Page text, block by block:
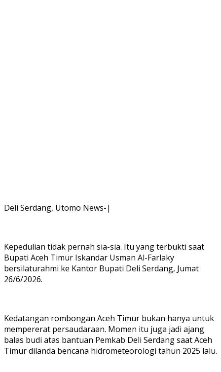
Deli Serdang, Utomo News-|
Kepedulian tidak pernah sia-sia. Itu yang terbukti saat
Bupati Aceh Timur Iskandar Usman Al-Farlaky
bersilaturahmi ke Kantor Bupati Deli Serdang, Jumat
26/6/2026.
Kedatangan rombongan Aceh Timur bukan hanya untuk
mempererat persaudaraan. Momen itu juga jadi ajang
balas budi atas bantuan Pemkab Deli Serdang saat Aceh
Timur dilanda bencana hidrometeorologi tahun 2025 lalu.